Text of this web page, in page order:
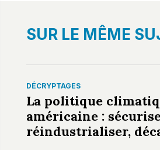
SUR LE MÊME
DÉCRYPTAGES
La politique
américaine :
réindustrialiser,